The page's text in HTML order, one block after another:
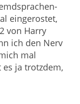
eingerostet,
von Harry
ich den Nerv
mal
ja trotzdem,